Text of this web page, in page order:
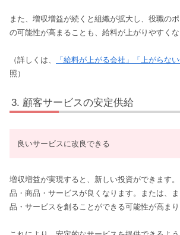
また、増収増益が続くと組織が拡大し、役職の
の可能性が高まることも、給料が上がりやすくな
（詳しくは、 「給料が上がる会社」「上がらな
照）
顧客サービスの安定供給
良いサービスに改良できる
増収増益が実現すると、新しい投資ができます
品・商品・サービスが良くなります。または、
品・サービスを創ることができる可能性が高まり